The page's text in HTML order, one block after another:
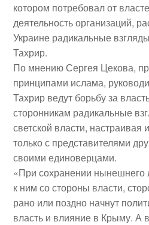
котором потребовал от
деятельность организаций,
Украине радикальные взгляды
Тахрир.
По мнению Сергея Цекова,
принципами ислама,
Тахрир ведут борьбу за
сторонникам радикальные
светской власти, настраивая
только с представителями
своими единоверцами.
«При сохранении нынешнего
к ним со стороны власти,
рано или поздно начнут
власть и влияние в Крыму. А